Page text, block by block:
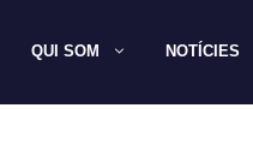
QUI SOM NOTÍCIES